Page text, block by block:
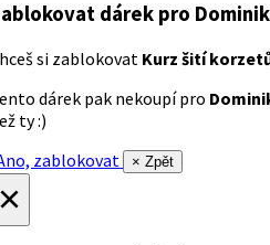
dárek pro
si zablokovat Kurz šití
dárek pak nekoupí pro
ty :)
zablokovat
× Zpět